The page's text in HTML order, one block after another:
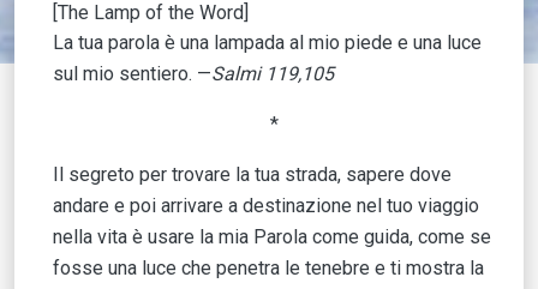
[The Lamp of the Word]
La tua parola è una lampada al mio piede e una luce
sul mio sentiero. —Salmi 119,105
*
Il segreto per trovare la tua strada, sapere dove
andare e poi arrivare a destinazione nel tuo viaggio
nella vita è usare la mia Parola come guida, come se
fosse una luce che penetra le tenebre e ti mostra la